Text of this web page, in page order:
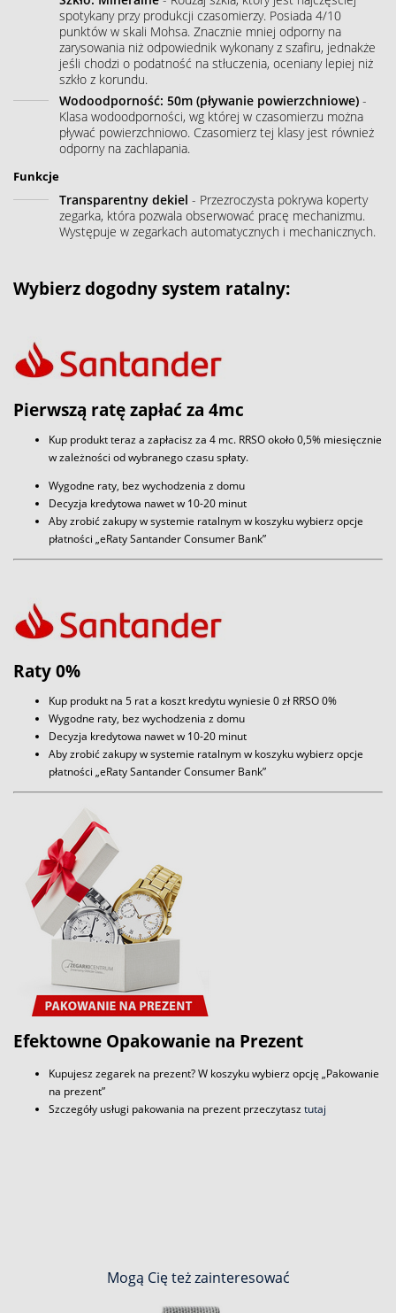
spotykany przy produkcji czasomierzy. Posiada 4/10
punktów w skali Mohsa. Znacznie mniej odporny na
zarysowania niż odpowiednik wykonany z szafiru, jednakże
jeśli chodzi o podatność na stłuczenia, oceniany lepiej niż
szkło z korundu.
Wodoodporność: 50m (pływanie powierzchniowe) -
Klasa wodoodporności, wg której w czasomierzu można
pływać powierzchniowo. Czasomierz tej klasy jest również
odporny na zachlapania.
Funkcje
Transparentny dekiel - Przezroczysta pokrywa koperty
zegarka, która pozwala obserwować pracę mechanizmu.
Występuje w zegarkach automatycznych i mechanicznych.
Wybierz dogodny system ratalny:
Pierwszą ratę zapłać za 4mc
Kup produkt teraz a zapłacisz za 4 mc. RRSO około 0,5% miesięcznie
w zależności od wybranego czasu spłaty.
Wygodne raty, bez wychodzenia z domu
Decyzja kredytowa nawet w 10-20 minut
Aby zrobić zakupy w systemie ratalnym w koszyku wybierz opcje
płatności „eRaty Santander Consumer Bank”
Raty 0%
Kup produkt na 5 rat a koszt kredytu wyniesie 0 zł RRSO 0%
Wygodne raty, bez wychodzenia z domu
Decyzja kredytowa nawet w 10-20 minut
Aby zrobić zakupy w systemie ratalnym w koszyku wybierz opcje
płatności „eRaty Santander Consumer Bank”
Efektowne Opakowanie na Prezent
Kupujesz zegarek na prezent? W koszyku wybierz opcję „Pakowanie
na prezent”
Szczegóły usługi pakowania na prezent przeczytasztutaj
Mogą Cię też zainteresować